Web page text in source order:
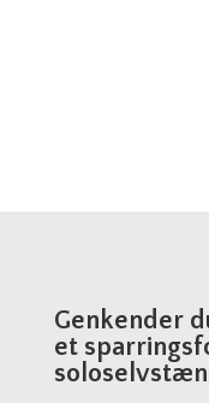
Genkender
et